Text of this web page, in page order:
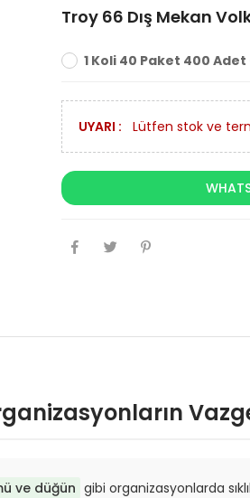
Troy 66 Dış Mekan
1 Koli 40 Paket 400 Adet
UYARI : Lütfen stok ve
ve düğün gibi organizasyonlarda